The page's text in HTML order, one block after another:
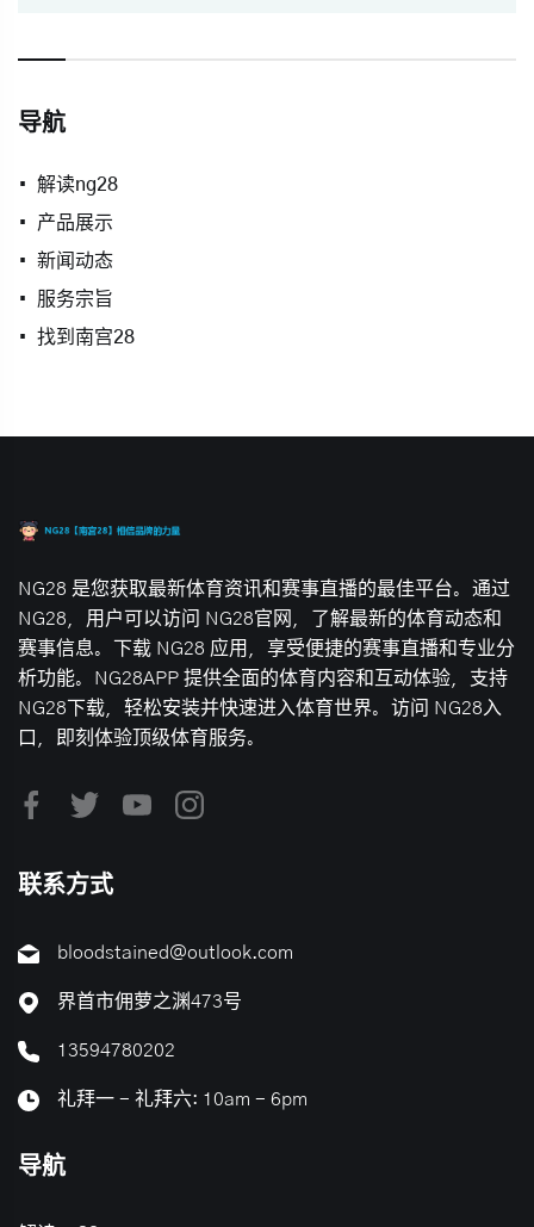
导航
解读ng28
产品展示
新闻动态
服务宗旨
找到南宫28
NG28 是您获取最新体育资讯和赛事直播的最佳平台。通过
NG28，用户可以访问 NG28官网，了解最新的体育动态和
赛事信息。下载 NG28 应用，享受便捷的赛事直播和专业分
析功能。NG28APP 提供全面的体育内容和互动体验，支持
NG28下载，轻松安装并快速进入体育世界。访问 NG28入
口，即刻体验顶级体育服务。
联系方式
bloodstained@outlook.com
界首市佣萝之渊473号
13594780202
礼拜一 - 礼拜六: 10am - 6pm
导航